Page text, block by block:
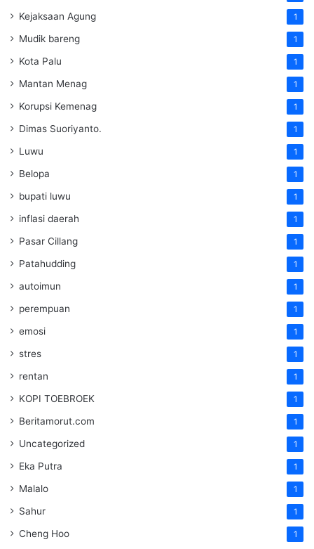
Kejaksaan Agung 1
Mudik bareng 1
Kota Palu 1
Mantan Menag 1
Korupsi Kemenag 1
Dimas Suoriyanto. 1
Luwu 1
Belopa 1
bupati luwu 1
inflasi daerah 1
Pasar Cillang 1
Patahudding 1
autoimun 1
perempuan 1
emosi 1
stres 1
rentan 1
KOPI TOEBROEK 1
Beritamorut.com 1
Uncategorized 1
Eka Putra 1
Malalo 1
Sahur 1
Cheng Hoo 1